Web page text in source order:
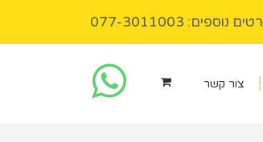
077-3011003
צור קשר